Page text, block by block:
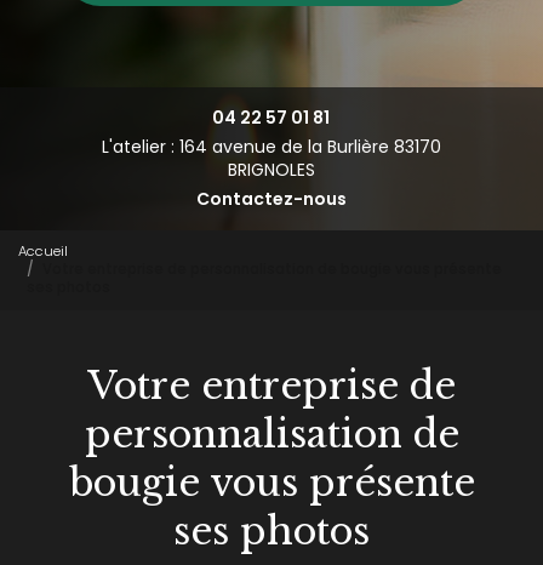
04 22 57 01 81
L'atelier : 164 avenue de la Burlière 83170
BRIGNOLES
Contactez-nous
Accueil
Votre entreprise de
personnalisation de
bougie vous présente
ses photos